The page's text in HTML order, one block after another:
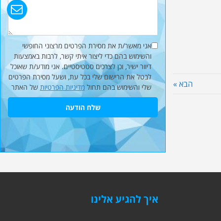
הבא »
אני מאשר/ת את מסירת הפרטים מרצוני החופשי
והשימוש בהם כדי ליצור איתי קשר, לרבות באמצעות
דיוור ישיר, וכן לצרכים סטטיסטיים. אני מודע/ת שאוכל
לבטל את הרישום שלי בכל עת, ושעל מסירת הפרטים
שלי והשימוש בהם תחול מדיניות הפרטיות של האתר
שלח הודעה
איך להגיע אלינו